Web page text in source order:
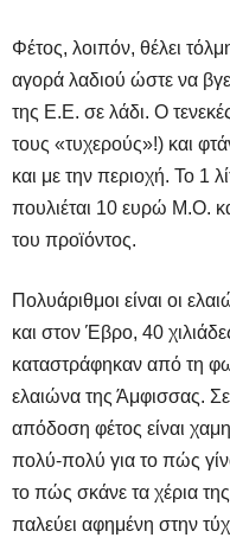
Φέτος, λοιπόν, θέλει
αγορά λαδιού ώστε να
της Ε.Ε. σε λάδι. Ο
τους «τυχερούς»!) και
και με την περιοχή. Το 1
πουλιέται 10 ευρώ Μ.Ο.
του προϊόντος.
Πολυάριθμοι είναι οι
και στον Έβρο, 40
καταστράφηκαν από τη
ελαιώνα της Άμφισσας.
απόδοση φέτος είναι
πολύ-πολύ για το πώς
το πώς σκάνε τα χέρια
παλεύει αφημένη στην